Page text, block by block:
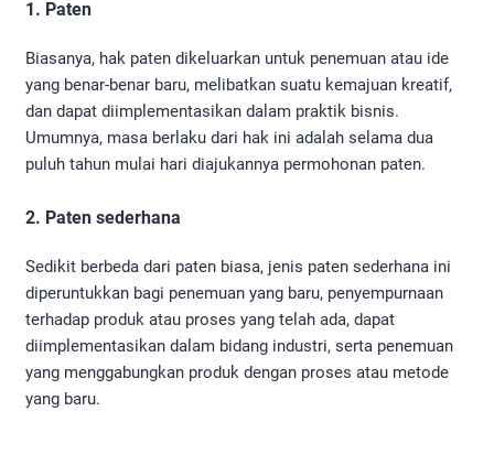
1. Paten
Biasanya, hak paten dikeluarkan untuk penemuan atau ide
yang benar-benar baru, melibatkan suatu kemajuan kreatif,
dan dapat diimplementasikan dalam praktik bisnis.
Umumnya, masa berlaku dari hak ini adalah selama dua
puluh tahun mulai hari diajukannya permohonan paten.
2. Paten sederhana
Sedikit berbeda dari paten biasa, jenis paten sederhana ini
diperuntukkan bagi penemuan yang baru, penyempurnaan
terhadap produk atau proses yang telah ada, dapat
diimplementasikan dalam bidang industri, serta penemuan
yang menggabungkan produk dengan proses atau metode
yang baru.